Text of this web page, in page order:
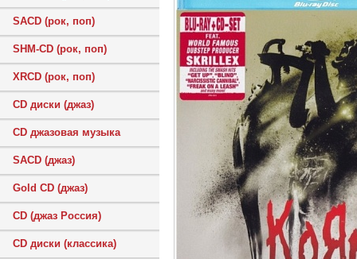
SACD (рок, поп)
SHM-CD (рок, поп)
XRCD (рок, поп)
CD диски (джаз)
CD джазовая музыка
SACD (джаз)
Gold CD (джаз)
CD (джаз Россия)
CD диски (классика)